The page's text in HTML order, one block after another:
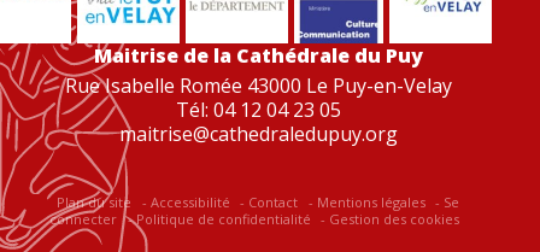
Maitrise de la Cathédrale du Puy
Rue Isabelle Romée 43000 Le Puy-en-Velay
Tél: 04 12 04 23 05
maitrise@cathedraledupuy.org
Plan du site Accessibilité Contact Mentions légales
Se
connecter
Politique de confidentialité Gestion des cookies